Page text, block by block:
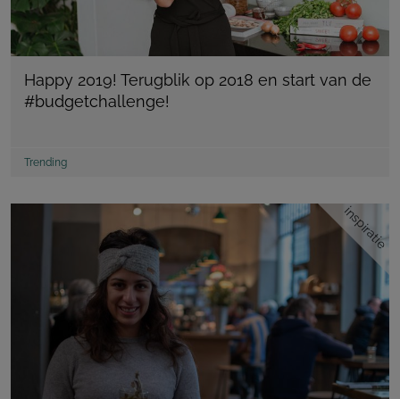
Happy 2019! Terugblik op 2018 en start van de
#budgetchallenge!
Trending
inspiratie